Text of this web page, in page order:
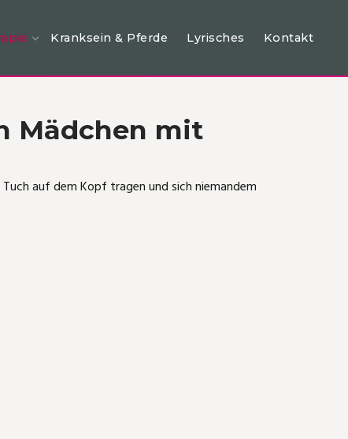
Kranksein & Pferde Lyrisches Kontakt
Mädchen mit
auf dem Kopf tragen und sich niemandem